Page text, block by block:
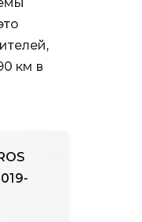
км в